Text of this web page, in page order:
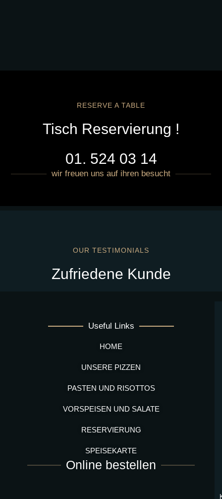
RESERVE A TABLE
Tisch Reservierung !
01. 524 03 14
wir freuen uns auf ihren besucht
OUR TESTIMONIALS
Zufriedene Kunde
Useful Links
HOME
UNSERE PIZZEN
PASTEN UND RISOTTOS
VORSPEISEN UND SALATE
RESERVIERUNG
SPEISEKARTE
Online bestellen